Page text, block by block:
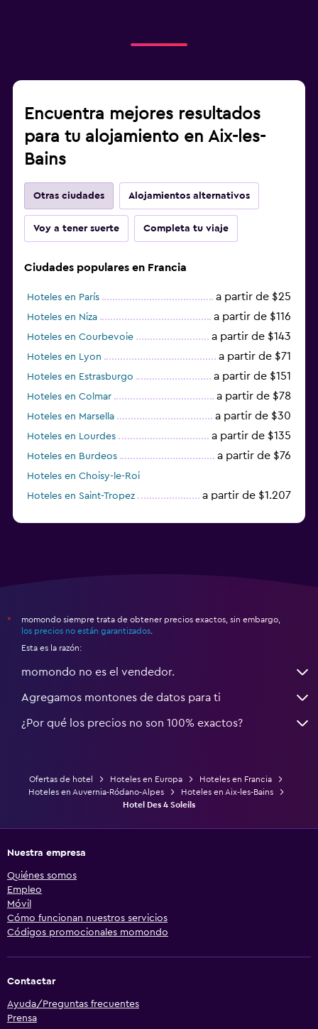
Encuentra mejores resultados
para tu alojamiento en Aix-les-
Bains
Otras ciudades Alojamientos alternativos
Voy a tener suerte Completa tu viaje
Ciudades populares en Francia
Hoteles en París a partir de $25
Hoteles en Niza a partir de $116
Hoteles en Courbevoie a partir de $143
Hoteles en Lyon a partir de $71
Hoteles en Estrasburgo a partir de $151
Hoteles en Colmar a partir de $78
Hoteles en Marsella a partir de $30
Hoteles en Lourdes a partir de $135
Hoteles en Burdeos a partir de $76
Hoteles en Choisy-le-Roi
Hoteles en Saint-Tropez
a partir de $1.207
*
momondo siempre trata de obtener precios exactos, sin embargo,
los precios no están garantizados
Esta es la razón:
momondo no es el vendedor.
Agregamos montones de datos para ti
¿Por qué los precios no son 100% exactos?
Ofertas de hotel Hoteles en Europa
Hoteles en Francia
Hoteles en Auvernia-Ródano-Alpes
Hoteles en Aix-les-Bains
Hotel Des 4 Soleils
Nuestra empresa
Quiénes somos
Empleo
Móvil
Cómo funcionan nuestros servicios
Códigos promocionales momondo
Contactar
Ayuda/Preguntas frecuentes
Prensa